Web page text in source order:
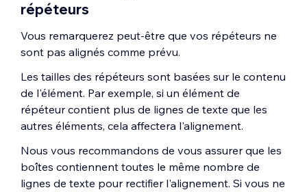
répéteurs
Vous remarquerez peut-être que vos répéteurs ne
sont pas alignés comme prévu.
Les tailles des répéteurs sont basées sur le contenu
de l'élément. Par exemple, si un élément de
répéteur contient plus de lignes de texte que les
autres éléments, cela affectera l'alignement.
Nous vous recommandons de vous assurer que les
boîtes contiennent toutes le même nombre de
lignes de texte pour rectifier l'alignement. Si vous ne